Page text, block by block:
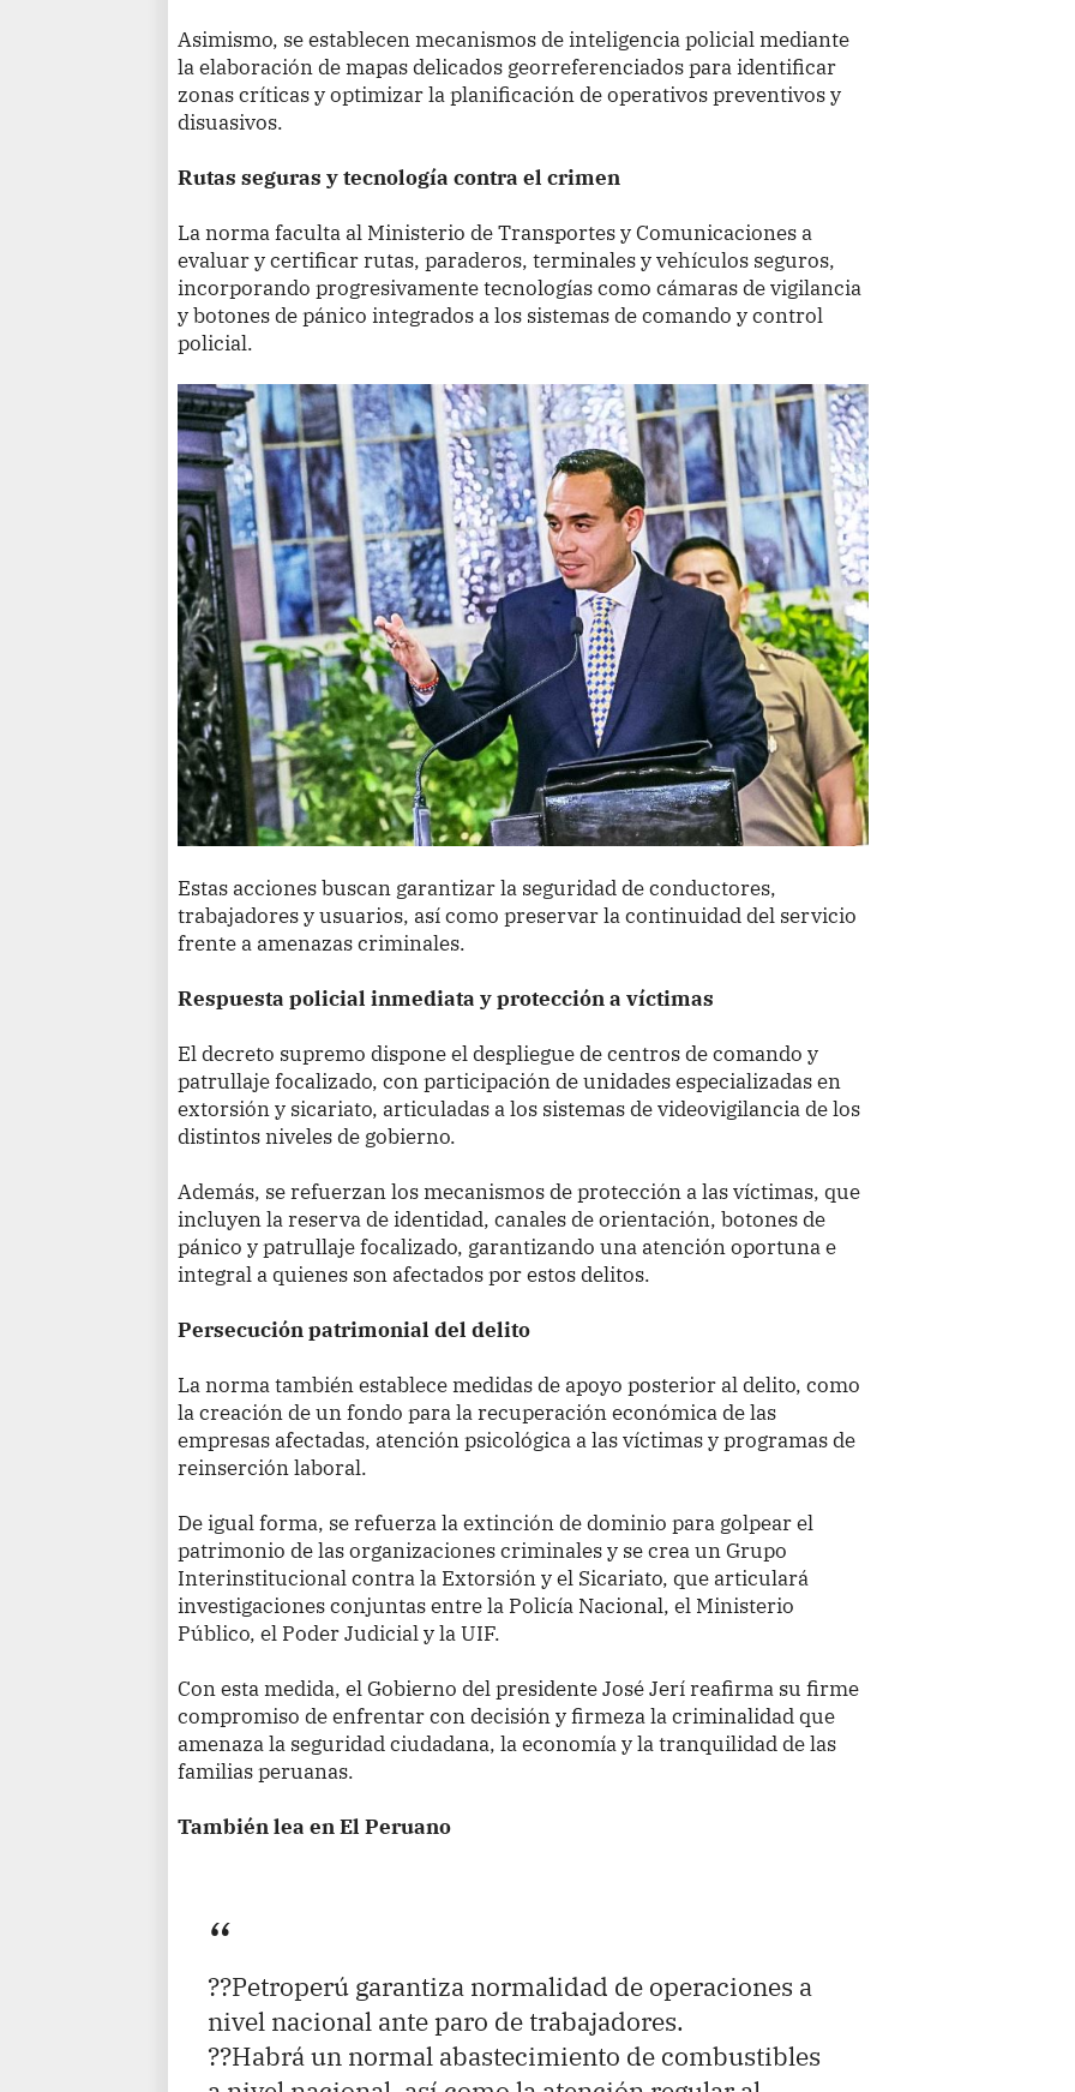
Asimismo, se establecen mecanismos de inteligencia policial mediante
la elaboración de mapas delicados georreferenciados para identificar
zonas críticas y optimizar la planificación de operativos preventivos y
disuasivos.
Rutas seguras y tecnología contra el crimen
La norma faculta al Ministerio de Transportes y Comunicaciones a
evaluar y certificar rutas, paraderos, terminales y vehículos seguros,
incorporando progresivamente tecnologías como cámaras de vigilancia
y botones de pánico integrados a los sistemas de comando y control
policial.
Estas acciones buscan garantizar la seguridad de conductores,
trabajadores y usuarios, así como preservar la continuidad del servicio
frente a amenazas criminales.
Respuesta policial inmediata y protección a víctimas
El decreto supremo dispone el despliegue de centros de comando y
patrullaje focalizado, con participación de unidades especializadas en
extorsión y sicariato, articuladas a los sistemas de videovigilancia de los
distintos niveles de gobierno.
Además, se refuerzan los mecanismos de protección a las víctimas, que
incluyen la reserva de identidad, canales de orientación, botones de
pánico y patrullaje focalizado, garantizando una atención oportuna e
integral a quienes son afectados por estos delitos.
Persecución patrimonial del delito
La norma también establece medidas de apoyo posterior al delito, como
la creación de un fondo para la recuperación económica de las
empresas afectadas, atención psicológica a las víctimas y programas de
reinserción laboral.
De igual forma, se refuerza la extinción de dominio para golpear el
patrimonio de las organizaciones criminales y se crea un Grupo
Interinstitucional contra la Extorsión y el Sicariato, que articulará
investigaciones conjuntas entre la Policía Nacional, el Ministerio
Público, el Poder Judicial y la UIF.
Con esta medida, el Gobierno del presidente José Jerí reafirma su firme
compromiso de enfrentar con decisión y firmeza la criminalidad que
amenaza la seguridad ciudadana, la economía y la tranquilidad de las
familias peruanas.
También lea en El Peruano
??Petroperú garantiza normalidad de operaciones a
nivel nacional ante paro de trabajadores.
??Habrá un normal abastecimiento de combustibles